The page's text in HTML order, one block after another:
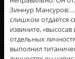
Зиннур Мансуров:
слишком отдаётся
извините,
отдельных
выполнил